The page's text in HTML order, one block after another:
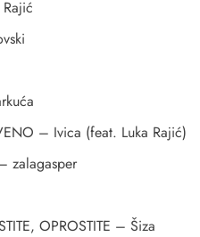
– Ivica (feat. Luka Rajić)
zalagasper
OPROSTITE – Šiza